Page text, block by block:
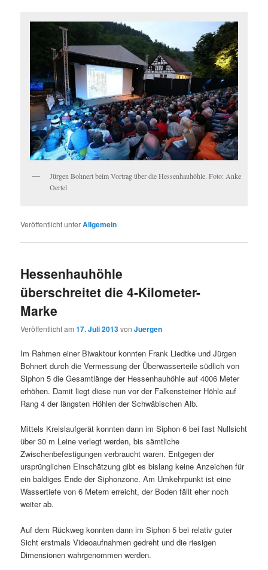
Jürgen Bohnert beim Vortrag über die Hessenhauhöhle. Foto: Anke
Oertel
Veröffentlicht unterAllgemein
Hessenhauhöhle
überschreitet die 4-Kilometer-
Marke
Veröffentlicht am17. Juli 2013vonJuergen
Im Rahmen einer Biwaktour konnten Frank Liedtke und Jürgen
Bohnert durch die Vermessung der Überwasserteile südlich von
Siphon 5 die Gesamtlänge der Hessenhauhöhle auf 4006 Meter
erhöhen. Damit liegt diese nun vor der Falkensteiner Höhle auf
Rang 4 der längsten Höhlen der Schwäbischen Alb.
Mittels Kreislaufgerät konnten dann im Siphon 6 bei fast Nullsicht
über 30 m Leine verlegt werden, bis sämtliche
Zwischenbefestigungen verbraucht waren. Entgegen der
ursprünglichen Einschätzung gibt es bislang keine Anzeichen für
ein baldiges Ende der Siphonzone. Am Umkehrpunkt ist eine
Wassertiefe von 6 Metern erreicht, der Boden fällt eher noch
weiter ab.
Auf dem Rückweg konnten dann im Siphon 5 bei relativ guter
Sicht erstmals Videoaufnahmen gedreht und die riesigen
Dimensionen wahrgenommen werden.